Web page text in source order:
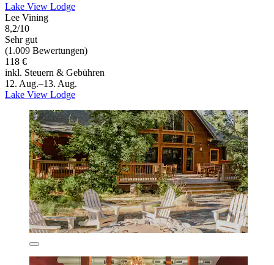
Lake View Lodge
Lee Vining
8,2/10
Sehr gut
(1.009 Bewertungen)
118 €
inkl. Steuern & Gebühren
12. Aug.–13. Aug.
Lake View Lodge